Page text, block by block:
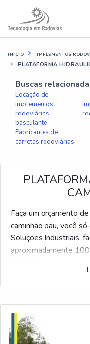
INÍCIO IMPLEMENTOS
PLATAFORMA
Buscas
Locação de
implementos
rodoviários
basculante
Fabricantes de
carretas rodoviárias
Faça um orçamento
caminhão bau, você
Soluções Industriais,
aproximadamente